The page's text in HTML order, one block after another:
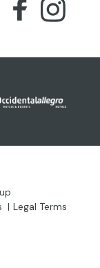
Legal Terms